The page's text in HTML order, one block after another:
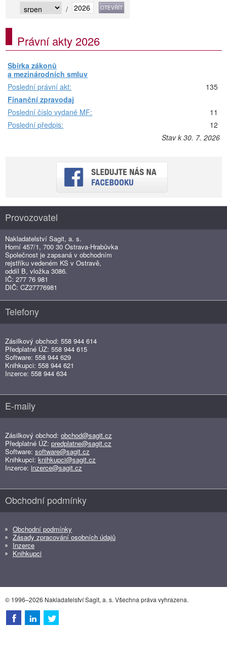
/
Právní akty 2026
Sbírka zákonů
a mezinárodních smluv
Poslední právní akt:
135
Finanční zpravodaj
Poslední číslo vydané MF:
11
Poslední předpis:
12
Stav k 30. 7. 2026
Provozovatel
Nakladatelství Sagit, a. s.
Horní 457/1, 700 30 Ostrava-Hrabůvka
Společnost je zapsaná v obchodním
rejstříku vedeném KS v Ostravě,
oddíl B, vložka 3086.
IČ: 277 76 981
DIČ: CZ27776981
Telefony
Zásilkový obchod: 558 944 614
Předplatné ÚZ: 558 944 615
Software: 558 944 629
Knihkupci: 558 944 621
Inzerce: 558 944 634
E-maily
Zásilkový obchod: obchod@sagit.cz
Předplatné ÚZ: predplatne@sagit.cz
Software: software@sagit.cz
Knihkupci: knihkupci@sagit.cz
Inzerce: inzerce@sagit.cz
Obchodní podmínky
Obchodní podmínky
Zásady zpracování osobních údajů
Inzerce
Knihkupci
© 1996–2026 Nakladatelství Sagit, a. s. Všechna práva vyhrazena.